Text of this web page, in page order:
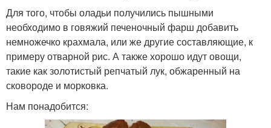
Для того, чтобы оладьи получились пышными
необходимо в говяжий печеночный фарш добавить
немножечко крахмала, или же другие составляющие, к
примеру отварной рис. А также хорошо идут овощи,
такие как золотистый репчатый лук, обжаренный на
сковороде и морковка.
Нам понадобится: